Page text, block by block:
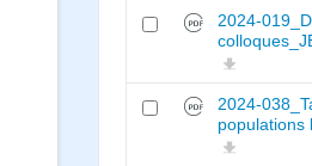
2024-
2024-
populations